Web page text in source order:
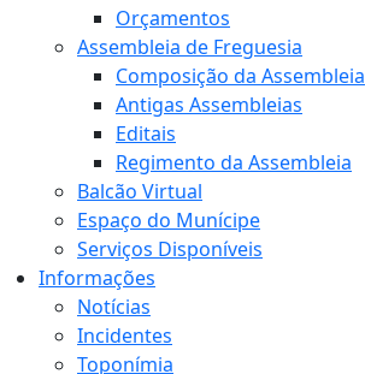
Orçamentos
Assembleia de Freguesia
Composição da Assembleia
Antigas Assembleias
Editais
Regimento da Assembleia
Balcão Virtual
Espaço do Munícipe
Serviços Disponíveis
Informações
Notícias
Incidentes
Toponímia